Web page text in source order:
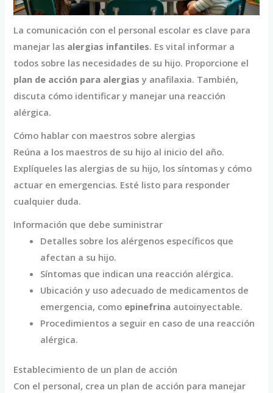
La comunicación con el personal escolar es clave para
manejar las alergias infantiles. Es vital informar a
todos sobre las necesidades de su hijo. Proporcione el
plan de acción para alergias y anafilaxia. También,
discuta cómo identificar y manejar una reacción
alérgica.
Cómo hablar con maestros sobre alergias
Reúna a los maestros de su hijo al inicio del año.
Explíqueles las alergias de su hijo, los síntomas y cómo
actuar en emergencias. Esté listo para responder
cualquier duda.
Información que debe suministrar
Detalles sobre los alérgenos específicos que
afectan a su hijo.
Síntomas que indican una reacción alérgica.
Ubicación y uso adecuado de medicamentos de
emergencia, como epinefrina autoinyectable.
Procedimientos a seguir en caso de una reacción
alérgica.
Establecimiento de un plan de acción
Con el personal, crea un plan de acción para manejar